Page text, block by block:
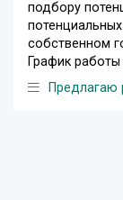
подбору
собственном
График
Предлагаю